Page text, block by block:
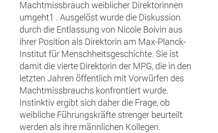
Machtmissbrauch weiblicher Direktorinnen
umgeht1 . Ausgelöst wurde die Diskussion
durch die Entlassung von Nicole Boivin aus
ihrer Position als Direktorin am Max-Planck-
Institut für Menschheitsgeschichte. Sie ist
damit die vierte Direktorin der MPG, die in den
letzten Jahren öffentlich mit Vorwürfen des
Machtmissbrauchs konfrontiert wurde.
Instinktiv ergibt sich daher die Frage, ob
weibliche Führungskräfte strenger beurteilt
werden als ihre männlichen Kollegen.